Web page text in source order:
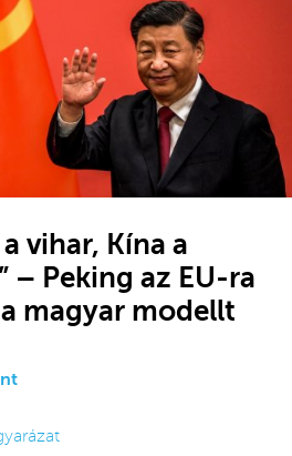
vihar, Kína a
– Peking az EU-ra
magyar modellt